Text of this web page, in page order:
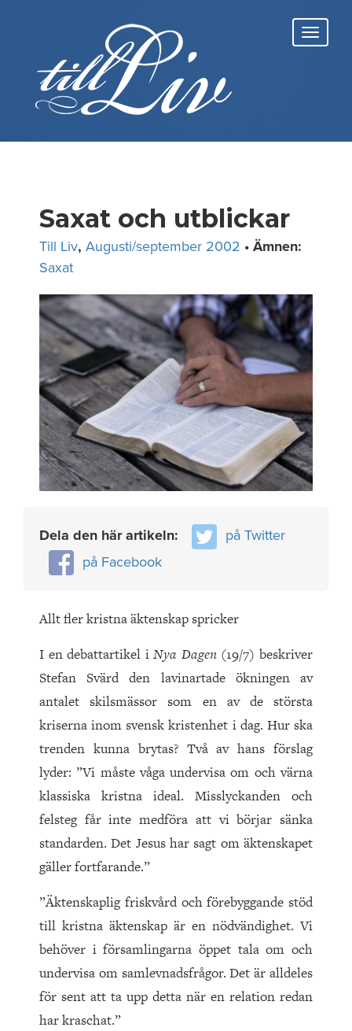
Saxat och utblickar
Till Liv, Augusti/september 2002 • Ämnen:
Saxat
Dela den här artikeln:
på Twitter
på Facebook
Allt fler kristna äktenskap spricker
I en debattartikel iNya Dagen (19/7) beskriver
Stefan Svärd den lavinartade ökningen av
antalet skilsmässor som en av de största
kriserna inom svensk kristenhet i dag. Hur ska
trenden kunna brytas? Två av hans förslag
lyder: ”Vi måste våga undervisa om och värna
klassiska kristna ideal. Misslyckanden och
felsteg får inte medföra att vi börjar sänka
standarden. Det Jesus har sagt om äktenskapet
gäller fortfarande.”
”Äktenskaplig friskvård och förebyggande stöd
till kristna äktenskap är en nödvändighet. Vi
behöver i församlingarna öppet tala om och
undervisa om samlevnadsfrågor. Det är alldeles
för sent att ta upp detta när en relation redan
har kraschat.”